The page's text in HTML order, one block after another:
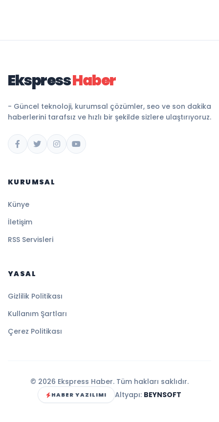
EkspressHaber
- Güncel teknoloji, kurumsal çözümler, seo ve son dakika
haberlerini tarafsız ve hızlı bir şekilde sizlere ulaştırıyoruz.
KURUMSAL
Künye
İletişim
RSS Servisleri
YASAL
Gizlilik Politikası
Kullanım Şartları
Çerez Politikası
© 2026 Ekspress Haber. Tüm hakları saklıdır.
HABER YAZILIMI Altyapı: BEYNSOFT